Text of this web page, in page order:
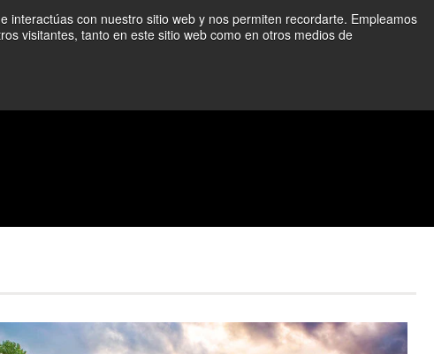
con nuestro sitio web y nos permiten recordarte. Empleamos
visitantes, tanto en este sitio web como en otros medios de
afectadas. Más información ➜